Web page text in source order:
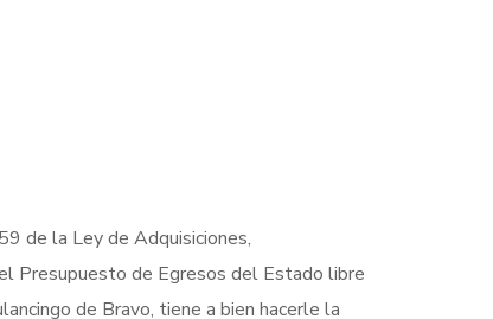
de la Ley de Adquisiciones,
Presupuesto de Egresos del Estado libre
de Bravo, tiene a bien hacerle la